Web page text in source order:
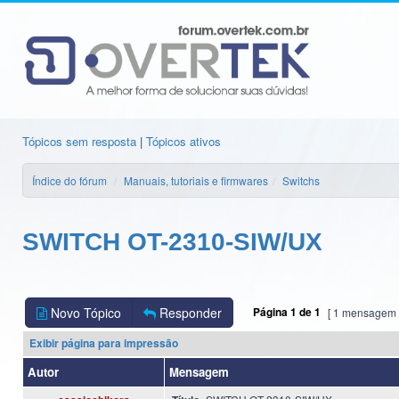
Tópicos sem resposta | Tópicos ativos
Índice do fórum Manuais, tutoriais e firmwares Switchs
SWITCH OT-2310-SIW/UX
Novo Tópico Responder Página1 de1 [ 1
Exibir página para impressão
Autor Mensagem